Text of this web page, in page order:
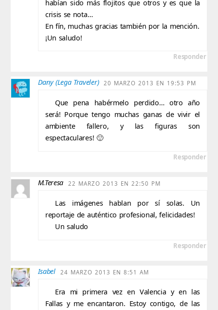
habían sido más flojitos que otros y es que la
crisis se nota…
En fín, muchas gracias también por la mención.
¡Un saludo!
Responder
Dany (Lega Traveler) 20 MARZO 2013 EN 19:53 PM
Que pena habérmelo perdido… otro año
será! Porque tengo muchas ganas de vivir el
ambiente fallero, y las figuras son
espectaculares! 🙂
Responder
M.Teresa 22 MARZO 2013 EN 22:50 PM
Las imágenes hablan por sí solas. Un
reportaje de auténtico profesional, felicidades!
Un saludo
Responder
Isabel 24 MARZO 2013 EN 8:51 AM
Era mi primera vez en Valencia y en las
Fallas y me encantaron. Estoy contigo, de las